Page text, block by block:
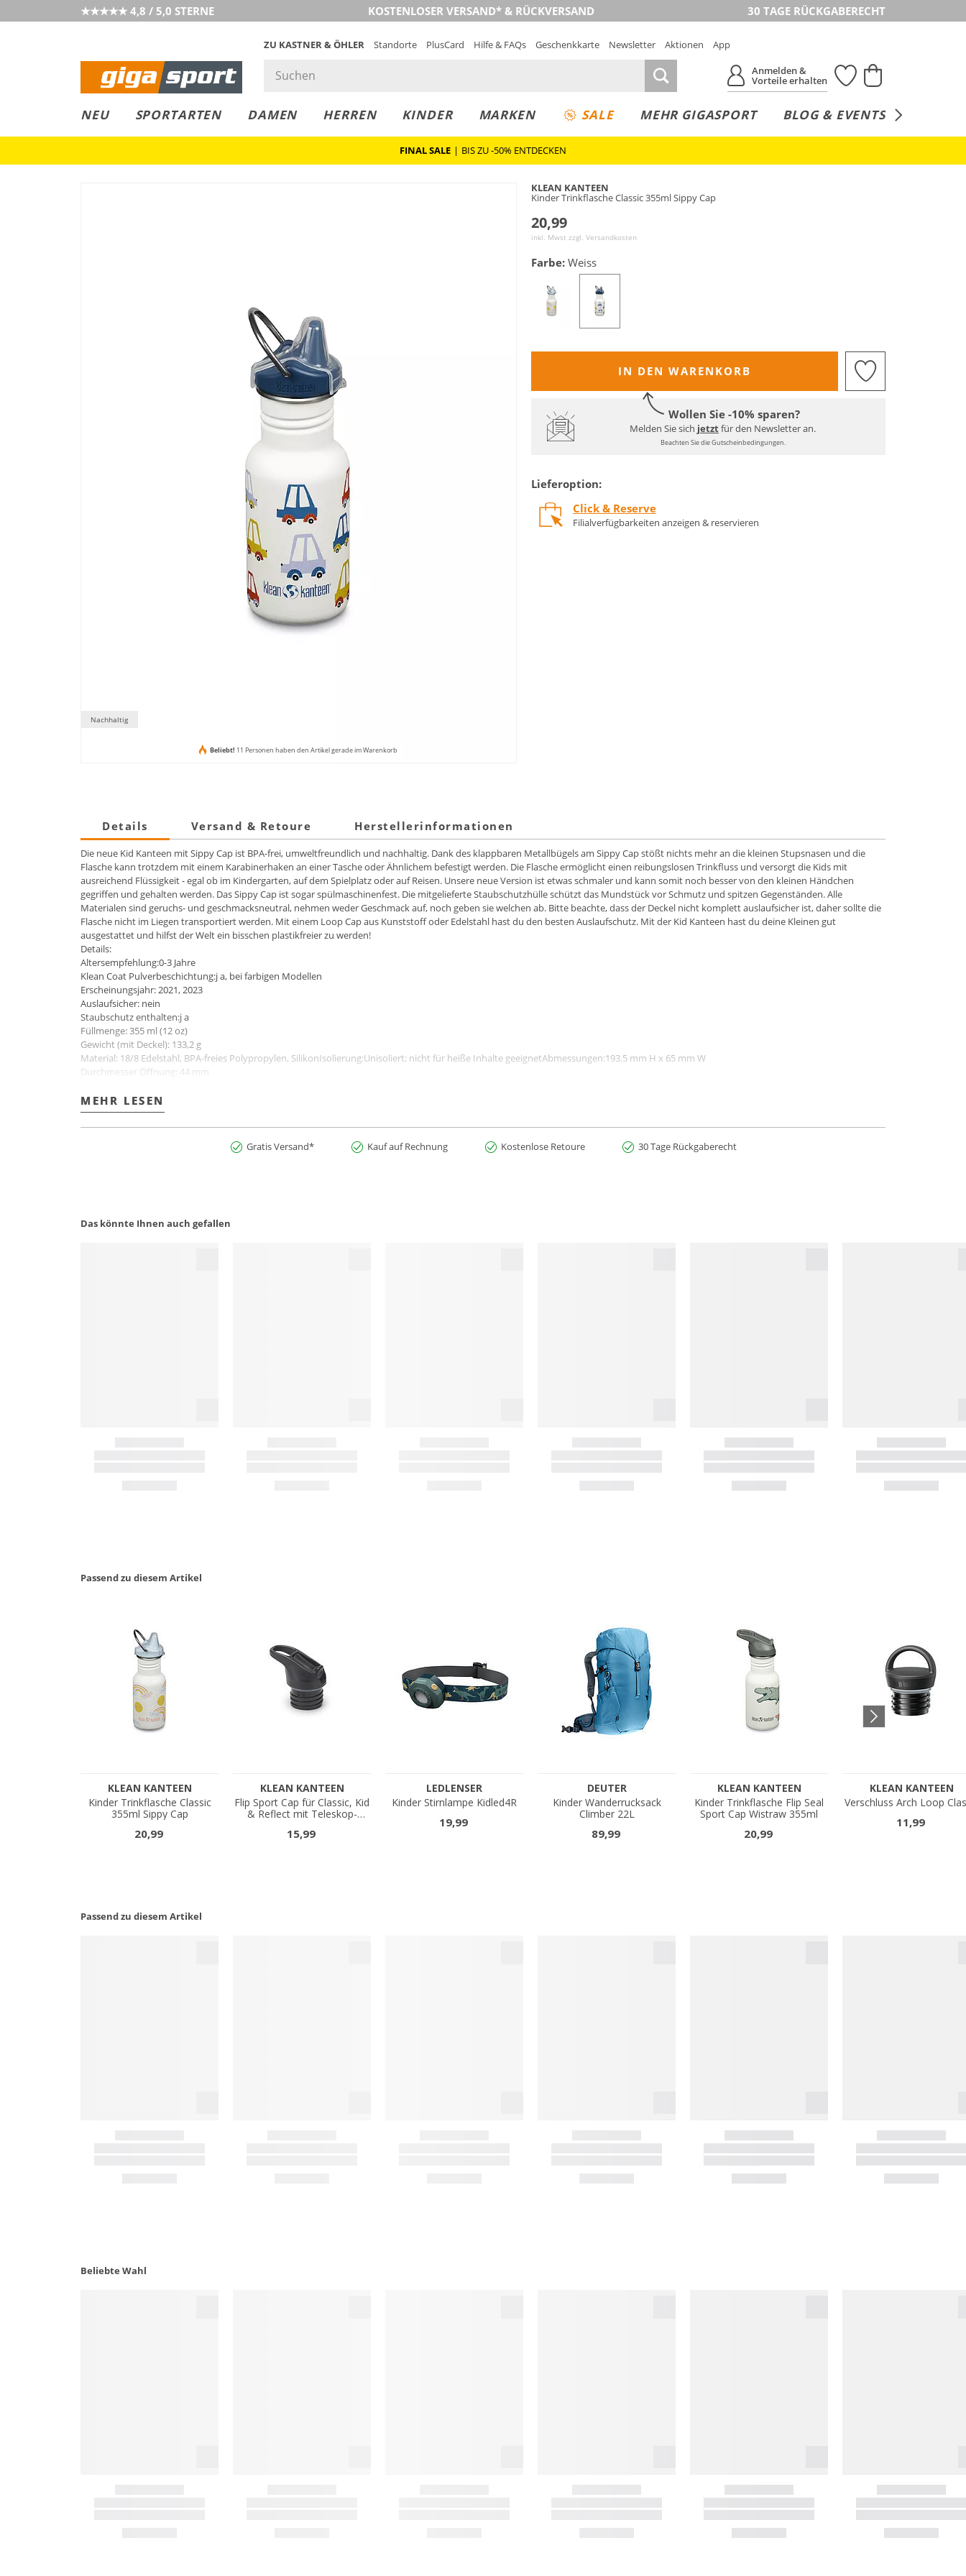
★★★★★ 4,8 / 5,0 STERNE KOSTENLOSER VERSAND* & RÜCKVERSAND 30 TAGE RÜCKGABERECHT
ZU KASTNER & ÖHLER Standorte PlusCard Hilfe & FAQs Geschenkkarte Newsletter Aktionen
App
Anmelden &
Vorteile erhalten
NEU SPORTARTEN DAMEN HERREN KINDER MARKEN SALE MEHR GIGASPORT BLOG & EVENTS
LEASING
COLLECT
RESERVE
FINAL SALE | BIS ZU -50% ENTDECKEN
Nachhaltig
Beliebt! 11 Personen haben den Artikel gerade im Warenkorb
KLEAN KANTEEN
Kinder Trinkflasche Classic 355ml Sippy Cap
20,99
inkl. Mwst zzgl. Versandkosten
Farbe: Weiss
IN DEN WARENKORB
Wollen Sie -10% sparen?
Melden Sie sich jetztfür den Newsletter an.
Beachten Sie die Gutscheinbedingungen.
Lieferoption:
Click & Reserve
Filialverfügbarkeiten anzeigen & reservieren
Details Versand & Retoure Herstellerinformationen
Die neue Kid Kanteen mit Sippy Cap ist BPA-frei, umweltfreundlich und nachhaltig. Dank des klappbaren Metallbügels am Sippy Cap stößt nichts mehr an die kleinen Stupsnasen und die
Flasche kann trotzdem mit einem Karabinerhaken an einer Tasche oder Ähnlichem befestigt werden. Die Flasche ermöglicht einen reibungslosen Trinkfluss und versorgt die Kids mit
ausreichend Flüssigkeit - egal ob im Kindergarten, auf dem Spielplatz oder auf Reisen. Unsere neue Version ist etwas schmaler und kann somit noch besser von den kleinen Händchen
gegriffen und gehalten werden. Das Sippy Cap ist sogar spülmaschinenfest. Die mitgelieferte Staubschutzhülle schützt das Mundstück vor Schmutz und spitzen Gegenständen. Alle
Materialen sind geruchs- und geschmacksneutral, nehmen weder Geschmack auf, noch geben sie welchen ab. Bitte beachte, dass der Deckel nicht komplett auslaufsicher ist, daher sollte die
Flasche nicht im Liegen transportiert werden. Mit einem Loop Cap aus Kunststoff oder Edelstahl hast du den besten Auslaufschutz. Mit der Kid Kanteen hast du deine Kleinen gut
ausgestattet und hilfst der Welt ein bisschen plastikfreier zu werden!
Details:
Altersempfehlung:0-3 Jahre
Klean Coat Pulverbeschichtung:j a, bei farbigen Modellen
Erscheinungsjahr: 2021, 2023
Auslaufsicher: nein
Staubschutz enthalten:j a
Füllmenge: 355 ml (12 oz)
Gewicht (mit Deckel): 133,2 g
Material: 18/8 Edelstahl, BPA-freies Polypropylen, SilikonIsolierung:Unisoliert; nicht für heiße Inhalte geeignetAbmessungen:193.5 mm H x 65 mm W
Durchmesser Öffnung: 44 mm
Spülmaschinengeeignet Deckel: ja
Geeignet für kohlensäurehaltige Getränke:j a, nur mit Sippy Cap, nur mit Sport Cap
Farbbezeichnung: Cars
Klean Kanteen ist eine Certified B Corporation™.
Certified B Corporations™ sind Unternehmen, die nachweislich Standards für soziale und ökologische Leistung, Transparenz und Verantwortlichkeit erfüllen.
MEHR LESEN
MEHR LESEN
Gratis Versand* Kauf auf Rechnung Kostenlose Retoure 30 Tage Rückgaberecht
Das könnte Ihnen auch gefallen
Passend zu diesem Artikel
Passend zu diesem Artikel
Beliebte Wahl